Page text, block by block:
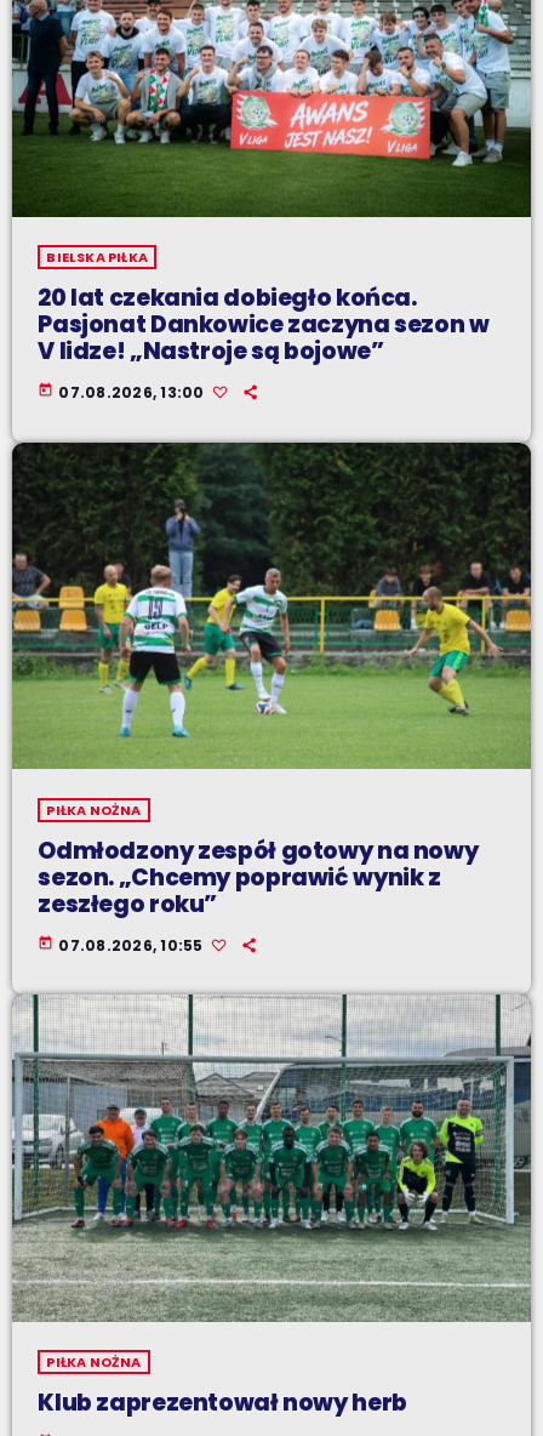
BIELSKA PIŁKA
20 lat czekania dobiegło końca.
Pasjonat Dankowice zaczyna sezon w
V lidze! „Nastroje są bojowe”
today 07.08.2026, 13:00
PIŁKA NOŻNA
Odmłodzony zespół gotowy na nowy
sezon. „Chcemy poprawić wynik z
zeszłego roku”
today 07.08.2026, 10:55
PIŁKA NOŻNA
Klub zaprezentował nowy herb